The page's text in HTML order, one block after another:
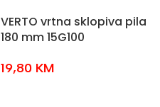
VERTO vrtna sklopiva pila
180 mm 15G100
19,80 KM